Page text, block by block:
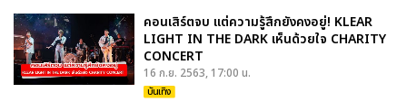
คอนเสิร์ตจบ แต่ความรู้สึกยังคงอยู่! KLEAR
LIGHT IN THE DARK เห็นด้วยใจ CHARITY
CONCERT
16 ก.ย. 2563, 17:00 น.
บันเทิง